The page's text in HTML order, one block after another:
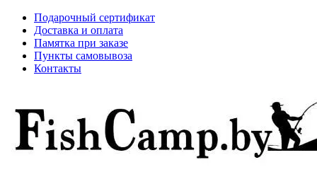
Подарочный сертификат
Доставка и оплата
Памятка при заказе
Пункты самовывоза
Контакты